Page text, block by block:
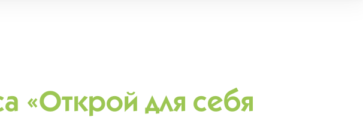
«Открой для себя